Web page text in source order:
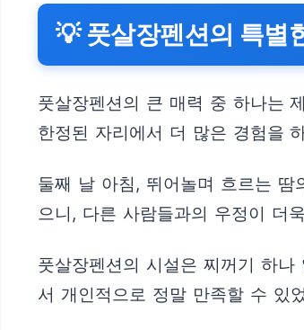
💡 풋살장펜션의 특별
풋살장펜션의 큰 매력 중 하나는
한정된 자리에서 더 많은 경험을
둘째 날 아침, 뛰어놀며 흐르는
으니, 다른 사람들과의 우정이 더
풋살장펜션의 시설은 찌꺼기 하
서 개인적으로 정말 만족할 수 있